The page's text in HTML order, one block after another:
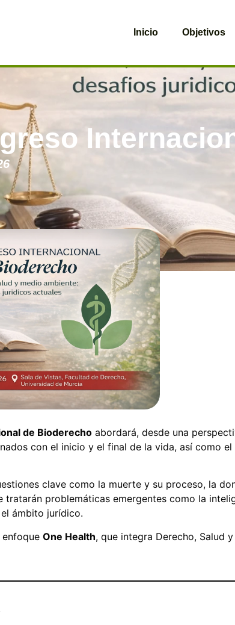
Inicio Objetivos
de Bioderecho abordará, desde una
con el inicio y el final de la vida, así como
clave como la muerte y su proceso, la
tratarán problemáticas emergentes como la
ámbito jurídico.
enfoque One Health, que integra Derecho, Salud